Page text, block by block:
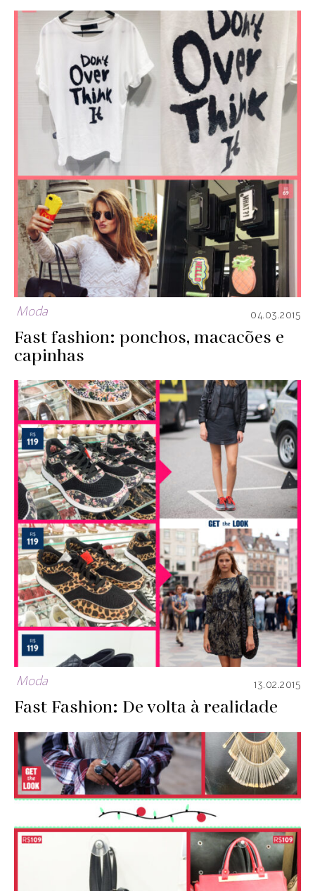
Moda 04.03.2015
Fast fashion: ponchos, macacões e
capinhas
Moda 13.02.2015
Fast Fashion: De volta à realidade